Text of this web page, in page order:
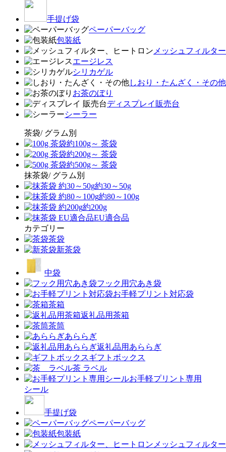
手提げ袋
ペーパーバッグ
包装紙
メッシュフィルタ
エージレス
シリカゲル
しおり・たんざく・その他
お茶のぼり
ディスプレイ販売台
シーラー
茶袋/ グラム別
約100g～ 茶袋
約200g～ 茶袋
約500g～ 茶袋
抹茶袋/ グラム別
約30～50g
約80～100g
約200g
EU適合品
カテゴリー
茶袋
新茶袋
中袋
フック用穴あき袋
お手軽プリント対応袋
茶箱
返礼品用茶箱
茶筒
あららぎ
返礼品用あららぎ
ギフトボックス
茶 ラベル
お手軽プリント専用
シール
手提げ袋
ペーパーバッグ
包装紙
メッシュフィルタ